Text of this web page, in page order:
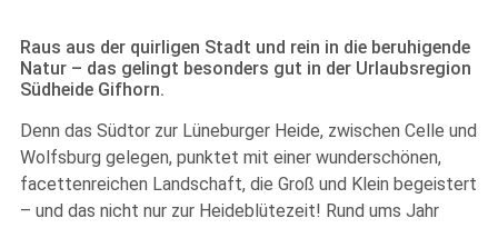
Raus aus der quirligen Stadt und rein in die beruhigende
Natur – das gelingt besonders gut in der Urlaubsregion
Südheide Gifhorn.
Denn das Südtor zur Lüneburger Heide, zwischen Celle und
Wolfsburg gelegen, punktet mit einer wunderschönen,
facettenreichen Landschaft, die Groß und Klein begeistert
– und das nicht nur zur Heideblütezeit! Rund ums Jahr